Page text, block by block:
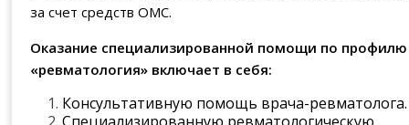
за счет средств ОМС.
Оказание специализированной помощи по профилю
«ревматология» включает в себя:
Консультативную помощь врача-ревматолога.